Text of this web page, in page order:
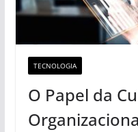
TECNOLOGIA
O Papel da